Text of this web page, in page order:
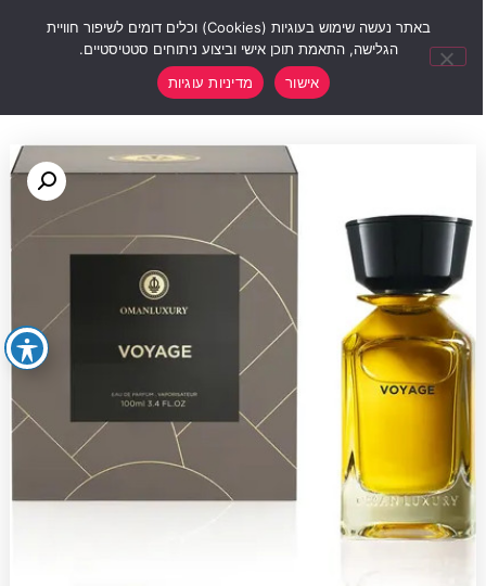
באתר נעשה שימוש בעוגיות (Cookies) וכלים דומים לשיפור חוויית
הגלישה, התאמת תוכן אישי וביצוע ניתוחים סטטיסטיים.
אישור
מדיניות עוגיות